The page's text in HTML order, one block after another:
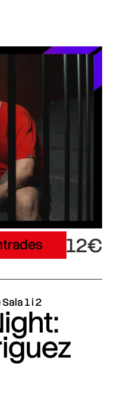
12€
1 i 2